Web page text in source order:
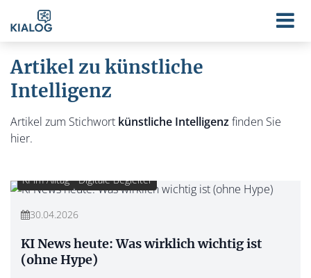
Artikel zu künstliche
Intelligenz
Artikel zum Stichwort künstliche Intelligenzfinden Sie
hier.
KI im Alltag Digitale Begleiter
30.04.2026
KI News heute: Was wirklich wichtig ist
(ohne Hype)